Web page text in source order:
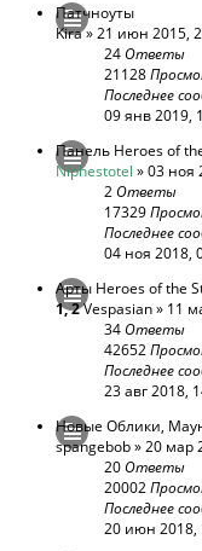
Патчноуты
Kira» 21 июн 2015,
24Ответы
21128
Последнее
09 янв 2019,
Панель Heroes of
Niphestotel » 03 ноя
2Ответы
17329
Последнее
04 ноя 2018,
Арты Heroes of the
1,2Vespasian» 11
34Ответы
42652
Последнее
23 авг 2018,
Новые Облики,
spangebob» 20 мар
20Ответы
20002
Последнее
20 июн 2018,